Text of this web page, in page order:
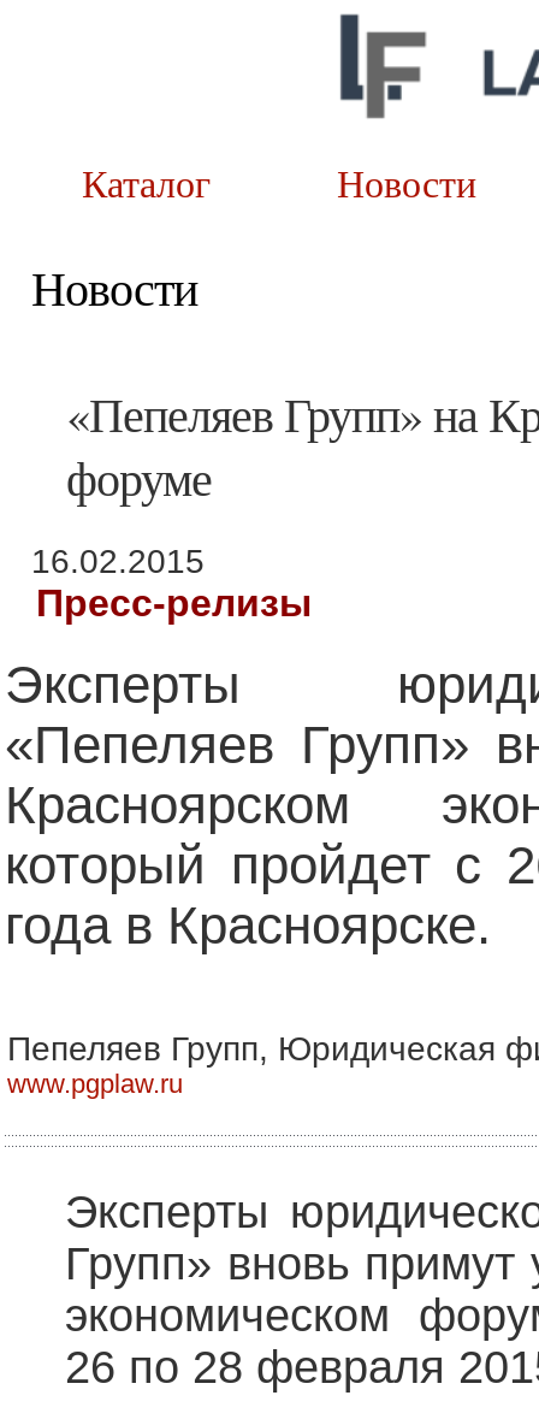
Каталог
Новости
«Пепеляев Групп» на
форуме
16.02.2015
Пресс-релизы
Эксперты
«Пепеляев Групп»
Красноярском
который пройдет с
года в Красноярске.
Пепеляев Групп, Юридическая
www.pgplaw.ru
Эксперты
Групп» вновь примут
экономическом
26 по 28 февраля